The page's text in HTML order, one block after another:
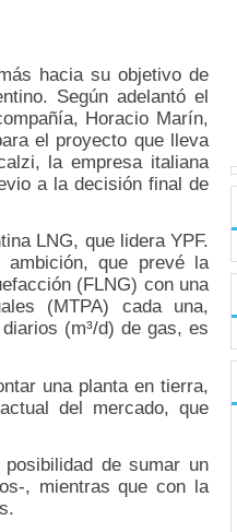
hacia su objetivo de
Según adelantó el
Horacio Marín,
el proyecto que lleva
la empresa italiana
a la decisión final de
LNG, que lidera YPF.
que prevé la
(FLNG) con una
(MTPA) cada una,
(m³/d) de gas, es
una planta en tierra,
del mercado, que
de sumar un
, mientras que con la